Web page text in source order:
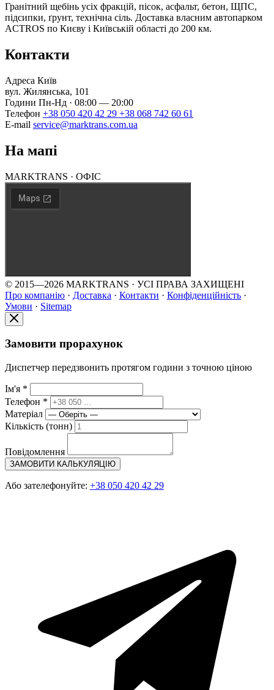
Гранітний щебінь усіх фракцій, пісок, асфальт, бетон, ЩПС,
підсипки, ґрунт, технічна сіль. Доставка власним автопарком
ACTROS по Києву і Київській області до 200 км.
Контакти
Адреса Київ
вул. Жилянська, 101
Години Пн-Нд · 08:00 — 20:00
Телефон +38 050 420 42 29 +38 068 742 60 61
E-mail service@marktrans.com.ua
На мапі
MARKTRANS · ОФІС
© 2015—2026 MARKTRANS · УСІ ПРАВА ЗАХИЩЕНІ
Про компанію · Доставка · Контакти · Конфіденційність ·
Умови · Sitemap
Замовити прорахунок
Диспетчер передзвонить протягом години з точною ціною
Ім'я *
Телефон *
Матеріал
Кількість (тонн)
Повідомлення
ЗАМОВИТИ КАЛЬКУЛЯЦІЮ
Або зателефонуйте: +38 050 420 42 29